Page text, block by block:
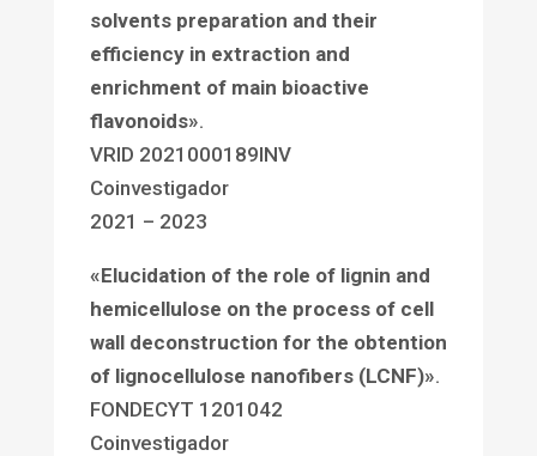
solvents preparation and their
efficiency in extraction and
enrichment of main bioactive
flavonoids».
VRID 2021000189INV
Coinvestigador
2021 – 2023
«Elucidation of the role of lignin and
hemicellulose on the process of cell
wall deconstruction for the obtention
of lignocellulose nanofibers (LCNF)».
FONDECYT 1201042
Coinvestigador